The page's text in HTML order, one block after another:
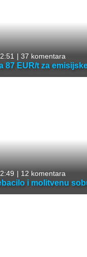
| 37 komentara
87 EUR/t za
| 12 komentara
i molitvenu